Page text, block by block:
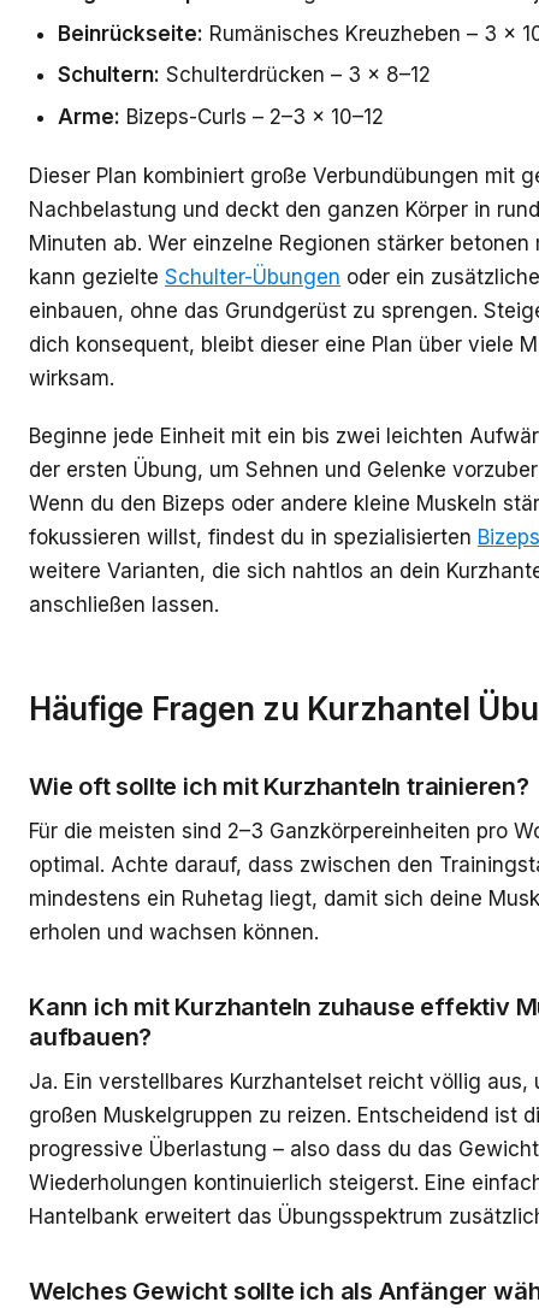
Beinrückseite: Rumänisches Kreuzheben – 3 ×
Schultern: Schulterdrücken – 3 × 8–12
Arme: Bizeps-Curls – 2–3 × 10–12
Dieser Plan kombiniert große Verbundübungen mit
Nachbelastung und deckt den ganzen Körper in
Minuten ab. Wer einzelne Regionen stärker betonen
kann gezielte Schulter-Übungen oder ein
einbauen, ohne das Grundgerüst zu sprengen.
dich konsequent, bleibt dieser eine Plan über viele
wirksam.
Beginne jede Einheit mit ein bis zwei leichten
der ersten Übung, um Sehnen und Gelenke
Wenn du den Bizeps oder andere kleine Muskeln
fokussieren willst, findest du in spezialisierten
weitere Varianten, die sich nahtlos an dein
anschließen lassen.
Häufige Fragen zu Kurzhantel
Wie oft sollte ich mit Kurzhanteln trainieren?
Für die meisten sind 2–3 Ganzkörpereinheiten pro
optimal. Achte darauf, dass zwischen den
mindestens ein Ruhetag liegt, damit sich deine
erholen und wachsen können.
Kann ich mit Kurzhanteln zuhause effektiv
aufbauen?
Ja. Ein verstellbares Kurzhantelset reicht völlig aus,
großen Muskelgruppen zu reizen. Entscheidend ist
progressive Überlastung – also dass du das
Wiederholungen kontinuierlich steigerst. Eine
Hantelbank erweitert das Übungsspektrum
Welches Gewicht sollte ich als Anfänger